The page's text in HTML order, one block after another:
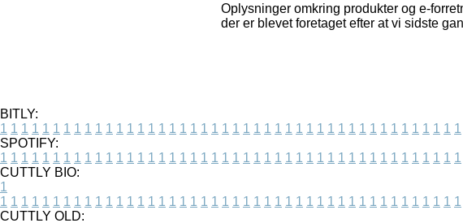
Oplysninger omkring produkter og e-
der er blevet foretaget efter at vi sidste
BITLY:
1 1 1 1 1 1 1 1 1 1 1 1 1 1 1 1 1 1 1 1 1 1 1 1 1 1 1 1 1 1 1 1 1 1 1 1 1 1 1 1 1 1 1 1
SPOTIFY:
1 1 1 1 1 1 1 1 1 1 1 1 1 1 1 1 1 1 1 1 1 1 1 1 1 1 1 1 1 1 1 1 1 1 1 1 1 1 1 1 1 1 1 1
CUTTLY BIO:
1
1 1 1 1 1 1 1 1 1 1 1 1 1 1 1 1 1 1 1 1 1 1 1 1 1 1 1 1 1 1 1 1 1 1 1 1 1 1 1 1 1 1 1 1
CUTTLY OLD: